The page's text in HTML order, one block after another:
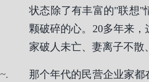
状态除了有丰富的"联想"
颗破碎的心。20多年来
家破人未亡、妻离子不散
.
那个年代的民营企业家都